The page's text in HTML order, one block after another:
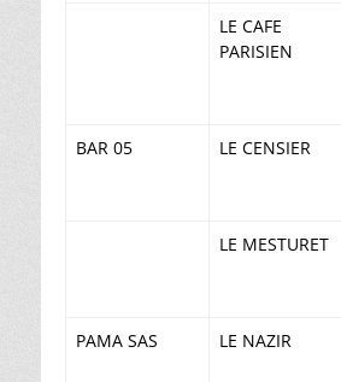
LE CAFE
PARISIEN
BAR 05
LE CENSIER
LE MESTURET
PAMA SAS
LE NAZIR